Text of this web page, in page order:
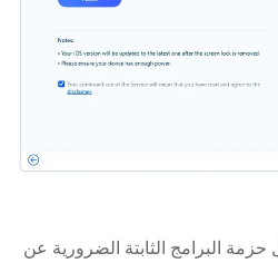
البرامج الثابتة الضرورية عن